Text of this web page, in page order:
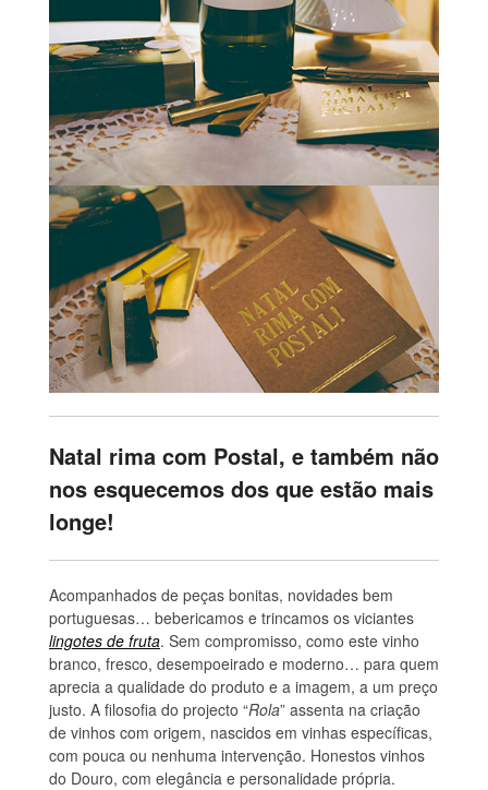
Natal rima com Postal, e também não
nos esquecemos dos que estão mais
longe!
Acompanhados de peças bonitas, novidades bem
portuguesas… bebericamos e trincamos os viciantes
lingotes de fruta. Sem compromisso, como este vinho
branco, fresco, desempoeirado e moderno… para quem
aprecia a qualidade do produto e a imagem, a um preço
justo. A filosofia do projecto “Rola” assenta na criação
de vinhos com origem, nascidos em vinhas específicas,
com pouca ou nenhuma intervenção. Honestos vinhos
do Douro, com elegância e personalidade própria.